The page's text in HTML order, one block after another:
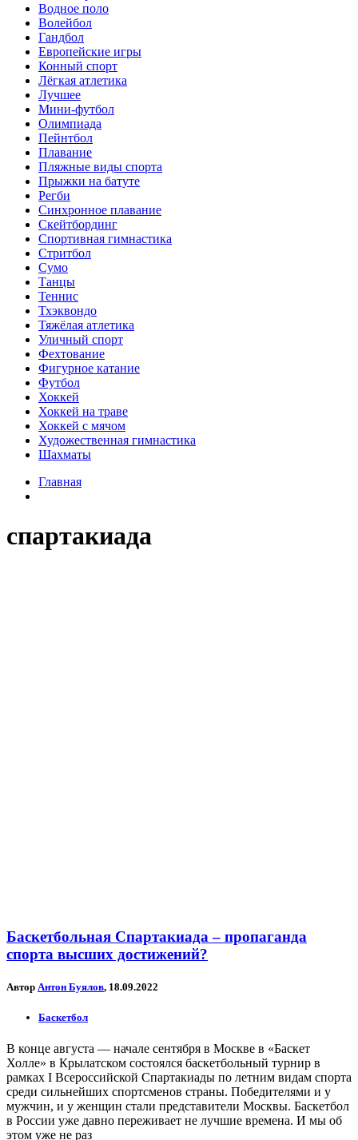
Водное поло
Волейбол
Гандбол
Европейские игры
Конный спорт
Лёгкая атлетика
Лучшее
Мини-футбол
Олимпиада
Пейнтбол
Плавание
Пляжные виды спорта
Прыжки на батуте
Регби
Синхронное плавание
Скейтбординг
Спортивная гимнастика
Стритбол
Сумо
Танцы
Теннис
Тхэквондо
Тяжёлая атлетика
Уличный спорт
Фехтование
Фигурное катание
Футбол
Хоккей
Хоккей на траве
Хоккей с мячом
Художественная гимнастика
Шахматы
Главная
спартакиада
Баскетбольная Спартакиада – пропаганда
спорта высших достижений?
Автор Антон Буялов, 18.09.2022
Баскетбол
В конце августа — начале сентября в Москве в «Баскет
Холле» в Крылатском состоялся баскетбольный турнир в
рамках I Всероссийской Спартакиады по летним видам спорта
среди сильнейших спортсменов страны. Победителями и у
мужчин, и у женщин стали представители Москвы. Баскетбол
в России уже давно переживает не лучшие времена. И мы об
этом уже не раз